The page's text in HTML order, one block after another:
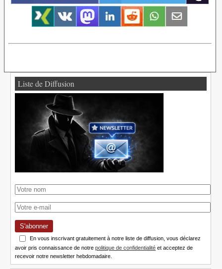
Liste de Diffusion
S'abonner
En vous inscrivant gratuitement à notre liste de diffusion, vous déclarez
avoir pris connaissance de notrepolitique de confidentialité et acceptez de
recevoir notre newsletter hebdomadaire.